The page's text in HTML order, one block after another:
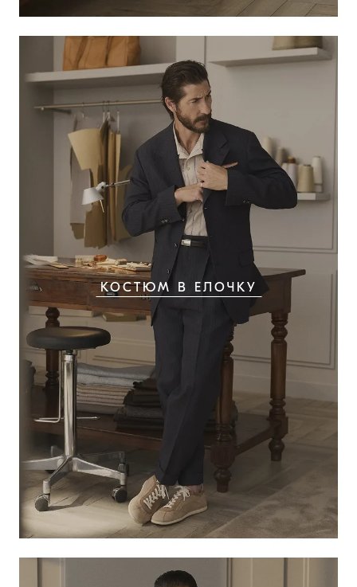
КОСТЮМ В ЕЛОЧКУ